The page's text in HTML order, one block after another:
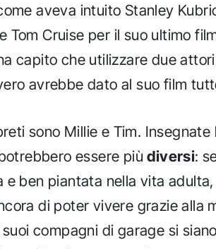
aveva intuito Stanley
Tom Cruise per il suo ultimo
capito che utilizzare due
avrebbe dato al suo film
sono Millie e Tim. Insegnate
essere piùdiversi:
e ben piantata nella vita
di poter vivere grazie alla
compagni di garage si